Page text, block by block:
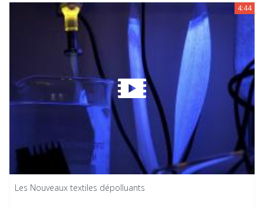
4:44
Les Nouveaux textiles dépolluants